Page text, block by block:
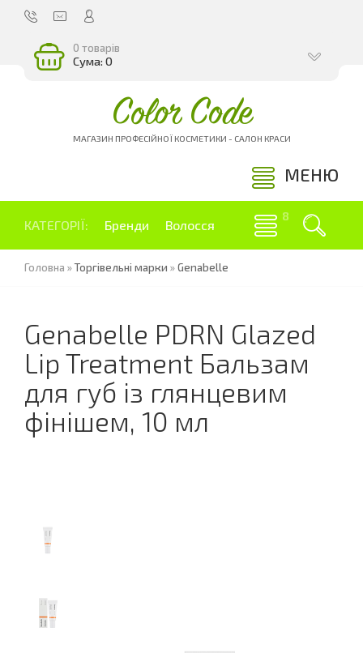
0 товарів
Сума: 0
Color Code
МАГАЗИН ПРОФЕСІЙНОЇ КОСМЕТИКИ - САЛОН КРАСИ
МЕНЮ
КАТЕГОРІЇ: Бренди Волосся
Головна »Торгівельні марки »Genabelle
Genabelle PDRN Glazed
Lip Treatment Бальзам
для губ із глянцевим
фінішем, 10 мл